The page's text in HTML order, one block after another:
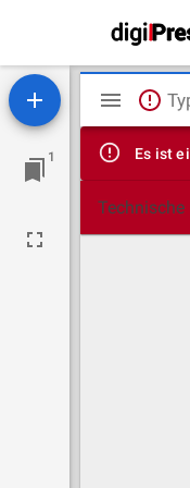
1 Es ist
Technische